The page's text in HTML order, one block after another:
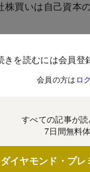
買いは自己資本
期ROE目標を掲
は、今後の日本
あった。1兆円の
えなくもないが肩
な投資妙味に欠
きを読むには会員登
会員の方は ロ
すべての記事が読
7日間無料
ダイヤモンド・プ